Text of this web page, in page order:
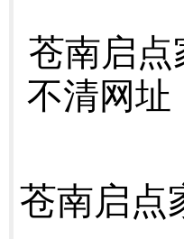
苍南启点
不清网址
苍南启点